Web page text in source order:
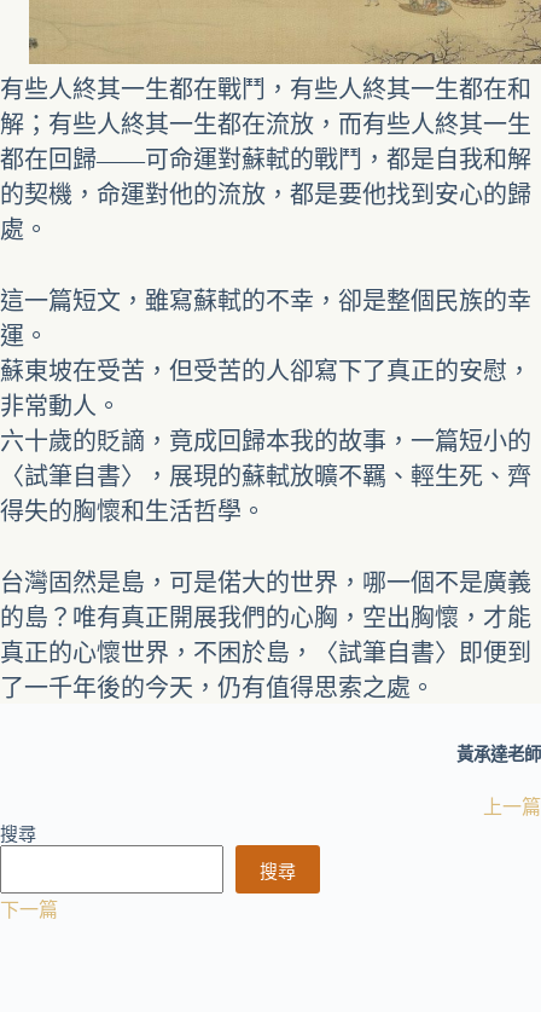
有些人終其一生都在戰鬥，有些人終其一生都在和
解；有些人終其一生都在流放，而有些人終其一生
都在回歸――可命運對蘇軾的戰鬥，都是自我和解
的契機，命運對他的流放，都是要他找到安心的歸
處。
這一篇短文，雖寫蘇軾的不幸，卻是整個民族的幸
運。
蘇東坡在受苦，但受苦的人卻寫下了真正的安慰，
非常動人。
六十歲的貶謫，竟成回歸本我的故事，一篇短小的
〈試筆自書〉，展現的蘇軾放曠不羈、輕生死、齊
得失的胸懷和生活哲學。
台灣固然是島，可是偌大的世界，哪一個不是廣義
的島？唯有真正開展我們的心胸，空出胸懷，才能
真正的心懷世界，不困於島，〈試筆自書〉即便到
了一千年後的今天，仍有值得思索之處。
黃承達老師
上一篇
搜尋
搜尋
下一篇